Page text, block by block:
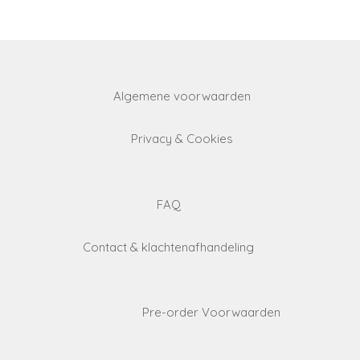
Algemene voorwaarden
Privacy & Cookies
FAQ
Contact & klachtenafhandeling
Pre-order Voorwaarden